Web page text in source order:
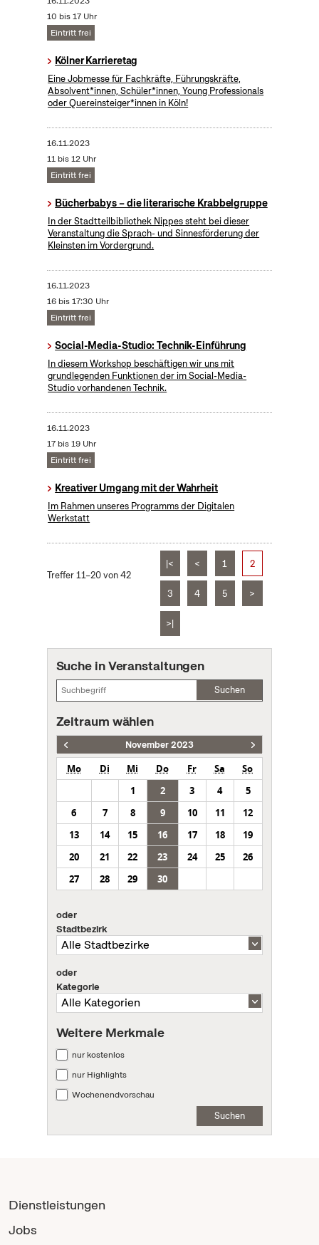
10 bis 17 Uhr
Eintritt frei
Kölner Karrieretag
Eine Jobmesse für Fachkräfte, Führungskräfte,
Absolvent*innen, Schüler*innen, Young Professionals
oder Quereinsteiger*innen in Köln!
16.11.2023
11 bis 12 Uhr
Eintritt frei
Bücherbabys – die literarische Krabbelgruppe
In der Stadtteilbibliothek Nippes steht bei dieser
Veranstaltung die Sprach- und Sinnesförderung der
Kleinsten im Vordergrund.
16.11.2023
16 bis 17:30 Uhr
Eintritt frei
Social-Media-Studio: Technik-Einführung
In diesem Workshop beschäftigen wir uns mit
grundlegenden Funktionen der im Social-Media-
Studio vorhandenen Technik.
16.11.2023
17 bis 19 Uhr
Eintritt frei
Kreativer Umgang mit der Wahrheit
Im Rahmen unseres Programms der Digitalen
Werkstatt
Treffer 11–20 von 42
|< < 1 2
3 4 5 >
>|
Suche in Veranstaltungen
Suchen
Zeitraum wählen
November 2023
Mo Di Mi Do Fr Sa
So
1
2 3 4
5
6
7 8 9 10 11
12
13
14 15 16 17 18
19
20
21 22 23 24 25
26
27
28 29 30
oder
Stadtbezirk
oder
Kategorie
Weitere Merkmale
nur kostenlos
nur Highlights
Wochenendvorschau
Suchen
Dienstleistungen
Jobs